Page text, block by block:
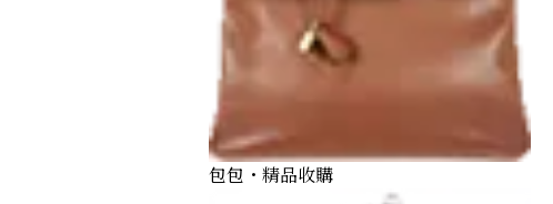
包包・精品收購